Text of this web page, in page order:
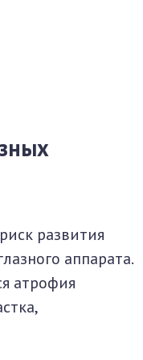
развития
аппарата.
атрофия